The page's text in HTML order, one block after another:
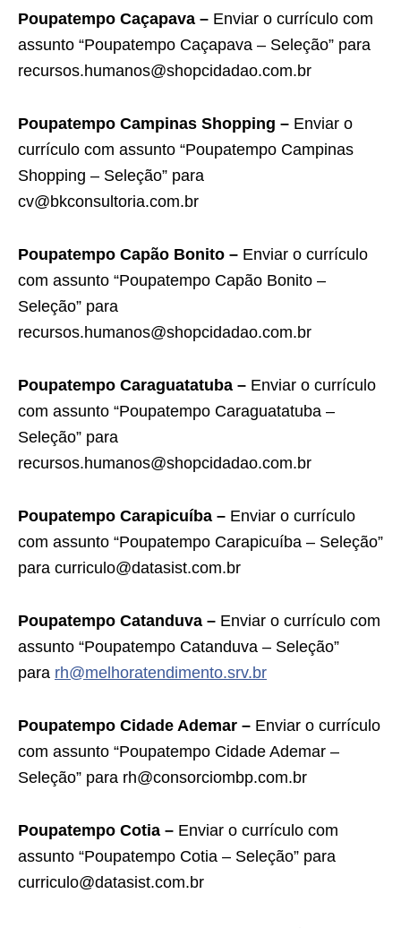
Poupatempo Caçapava – Enviar o currículo com
assunto “Poupatempo Caçapava – Seleção” para
recursos.humanos@shopcidadao.com.br
Poupatempo Campinas Shopping – Enviar o
currículo com assunto “Poupatempo Campinas
Shopping – Seleção” para
cv@bkconsultoria.com.br
Poupatempo Capão Bonito – Enviar o currículo
com assunto “Poupatempo Capão Bonito –
Seleção” para
recursos.humanos@shopcidadao.com.br
Poupatempo Caraguatatuba – Enviar o currículo
com assunto “Poupatempo Caraguatatuba –
Seleção” para
recursos.humanos@shopcidadao.com.br
Poupatempo Carapicuíba – Enviar o currículo
com assunto “Poupatempo Carapicuíba – Seleção”
para curriculo@datasist.com.br
Poupatempo Catanduva – Enviar o currículo com
assunto “Poupatempo Catanduva – Seleção”
para rh@melhoratendimento.srv.br
Poupatempo Cidade Ademar – Enviar o currículo
com assunto “Poupatempo Cidade Ademar –
Seleção” para rh@consorciombp.com.br
Poupatempo Cotia – Enviar o currículo com
assunto “Poupatempo Cotia – Seleção” para
curriculo@datasist.com.br